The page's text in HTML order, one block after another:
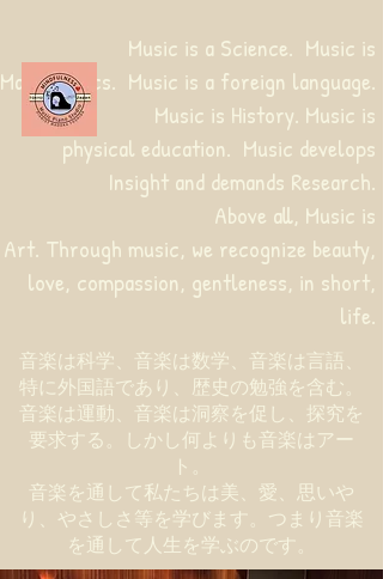
音楽は科学、音楽は数学、音楽は言語、
特に外国語であり、歴史の勉強を含む。
音楽は運動、音楽は洞察を促し、探究を
要求する。しかし何よりも音楽はアー
ト。
音楽を通して私たちは美、愛、思いや
り、やさしさ等を学びます。つまり音楽
を通して人生を学ぶのです。
Music is a Science. Music is
Mathematics. Music is a foreign language.
Music is History. Music is
physical education. Music develops
Insight and demands Research.
Above all, Music is
Art. Through music, we recognize beauty,
love, compassion, gentleness, in short,
life.